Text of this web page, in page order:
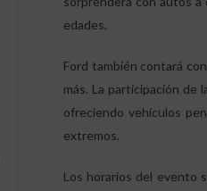
edades.
Ford también contará
más. La participación de
ofreciendo vehículos
extremos.
Los horarios del evento